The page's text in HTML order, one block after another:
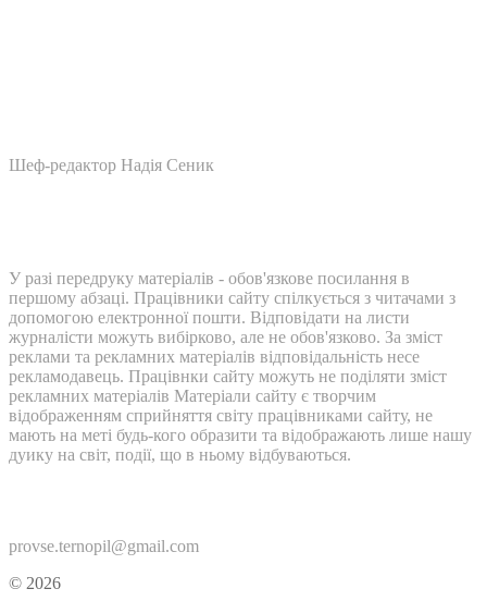
Шеф-редактор Надія Сеник
У разі передруку матеріалів - обов'язкове посилання в
першому абзаці. Працівники сайту спілкується з читачами з
допомогою електронної пошти. Відповідати на листи
журналісти можуть вибірково, але не обов'язково. За зміст
реклами та рекламних матеріалів відповідальність несе
рекламодавець. Працівнки сайту можуть не поділяти зміст
рекламних матеріалів Матеріали сайту є творчим
відображенням сприйняття світу працівниками сайту, не
мають на меті будь-кого образити та відображають лише нашу
дуику на світ, події, що в ньому відбуваються.
provse.ternopil@gmail.com
© 2026